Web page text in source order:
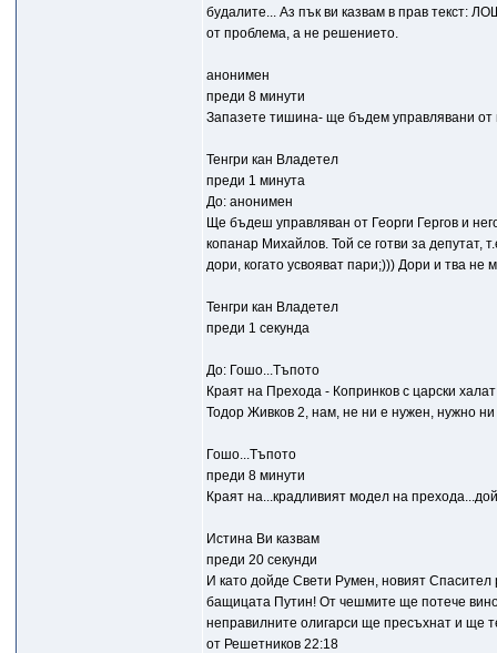
будалите... Аз пък ви казвам в прав текст:
от проблема, а не решението.
анонимен
преди 8 минути
Запазете тишина- ще бъдем управлявани
Тенгри кан Владетел
преди 1 минута
До: анонимен
Ще бъдеш управляван от Георги Гергов и
копанар Михайлов. Той се готви за депутат,
дори, когато усвояват пари;))) Дори и тва не
Тенгри кан Владетел
преди 1 секунда
До: Гошо...Тъпото
Краят на Прехода - Копринков с царски
Тодор Живков 2, нам, не ни е нужен, нужно
Гошо...Тъпото
преди 8 минути
Краят на...крадливият модел на
Истина Ви казвам
преди 20 секунди
И като дойде Свети Румен, новият
бащицата Путин! От чешмите ще потече
неправилните олигарси ще пресъхнат и ще
от Решетников 22:18